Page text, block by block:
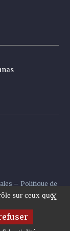
– Politique de
X
sur ceux que